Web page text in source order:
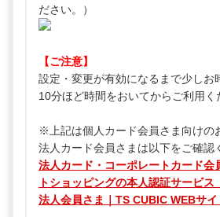
ださい。）
【ご注意】
設定・変更が有効になるまで少しお
10分ほど時間をおいてからご利用く
※上記は個人カード会員さま向けの
法人カード会員さまは以下をご確認
法人カード・コーポレートカード会
トショッピングの本人認証サービス
法人会員さま｜TS CUBIC WEBサイ